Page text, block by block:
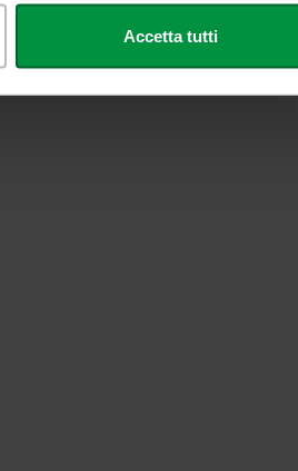
specifiche (impronte digitali).
informazioni che ha fornito loro o
Accetta tutti